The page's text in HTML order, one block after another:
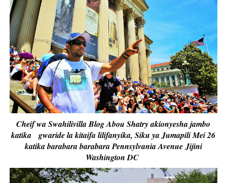
Cheif wa Swahilivilla Blog Abou Shatry akionyesha jambo
katika gwaride la kitaifa lilifanyika, Siku ya Jumapili Mei 26
katika barabara barabara Pennsylvania Avenue Jijini
Washington DC